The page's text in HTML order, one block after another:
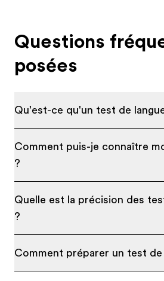
Questions
posées
Qu'est-ce qu'un test de
Comment puis-je connaître
?
Quelle est la précision des
?
Comment préparer un test de